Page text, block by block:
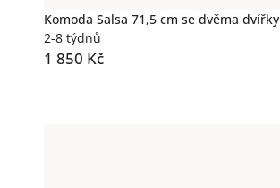
Komoda Salsa 71,5 cm se dvěma dvířky
2-8 týdnů
1 850 Kč